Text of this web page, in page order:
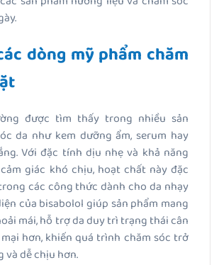
dòng mỹ phẩm chăm
được tìm thấy trong nhiều sản
da như kem dưỡng ẩm, serum hay
Với đặc tính dịu nhẹ và khả năng
giác khó chịu, hoạt chất này đặc
các công thức dành cho da nhạy
của bisabolol giúp sản phẩm mang
mái, hỗ trợ da duy trì trạng thái cân
hơn, khiến quá trình chăm sóc trở
và dễ chịu hơn.